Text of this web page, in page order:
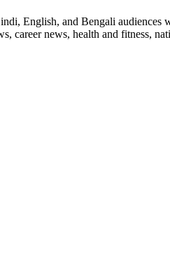
English, and Bengali
career news, health and fitness,